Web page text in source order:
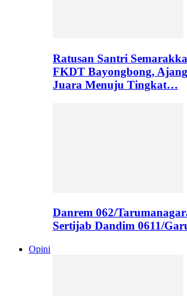
Ratusan Santri
FKDT Bayongbong,
Juara Menuju Tingkat…
Danrem 062/
Sertijab Dandim 0611/
Opini